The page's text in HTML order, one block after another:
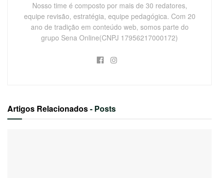
Nosso time é composto por mais de 30 redatores,
equipe revisão, estratégia, equipe pedagógica. Com 20
ano de tradição em conteúdo web, somos parte do
grupo Sena Online(CNPJ 17956217000172)
Artigos Relacionados- Posts